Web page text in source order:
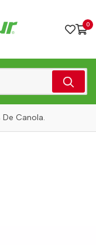
0
De Canola.